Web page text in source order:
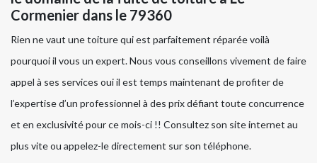
Cormenier dans le 79360
Rien ne vaut une toiture qui est parfaitement réparée voilà
pourquoi il vous un expert. Nous vous conseillons vivement de faire
appel à ses services oui il est temps maintenant de profiter de
l’expertise d’un professionnel à des prix défiant toute concurrence
et en exclusivité pour ce mois-ci !! Consultez son site internet au
plus vite ou appelez-le directement sur son téléphone.